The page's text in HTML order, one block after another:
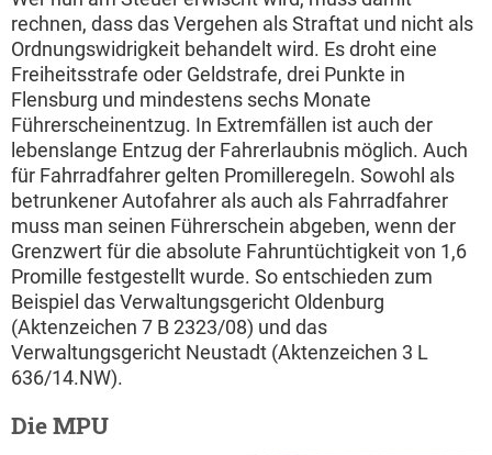
rechnen, dass das Vergehen als Straftat und nicht als
Ordnungswidrigkeit behandelt wird. Es droht eine
Freiheitsstrafe oder Geldstrafe, drei Punkte in
Flensburg und mindestens sechs Monate
Führerscheinentzug. In Extremfällen ist auch der
lebenslange Entzug der Fahrerlaubnis möglich. Auch
für Fahrradfahrer gelten Promilleregeln. Sowohl als
betrunkener Autofahrer als auch als Fahrradfahrer
muss man seinen Führerschein abgeben, wenn der
Grenzwert für die absolute Fahruntüchtigkeit von 1,6
Promille festgestellt wurde. So entschieden zum
Beispiel das Verwaltungsgericht Oldenburg
(Aktenzeichen 7 B 2323/08) und das
Verwaltungsgericht Neustadt (Aktenzeichen 3 L
636/14.NW).
Die MPU